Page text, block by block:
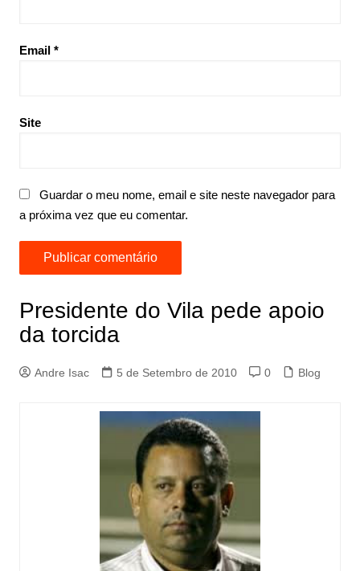
Email *
Site
Guardar o meu nome, email e site neste navegador para
a próxima vez que eu comentar.
Presidente do Vila pede apoio
da torcida
Andre Isac 5 de Setembro de 2010 0 Blog